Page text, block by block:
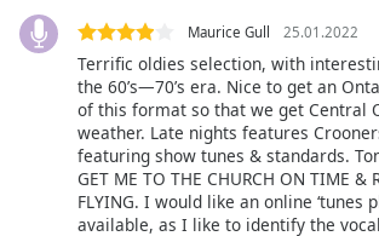
Font
Size
Maurice Gull 25.01.2022
Terrific oldies selection, with
the 60’s—70’s era. Nice to get an
of this format so that we get Central
weather. Late nights features
featuring show tunes & standards.
GET ME TO THE CHURCH ON TIME &
FLYING. I would like an online ‘tunes
available, as I like to identify the